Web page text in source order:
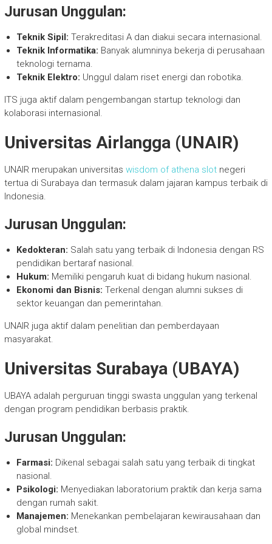
Jurusan Unggulan:
Teknik Sipil: Terakreditasi A dan diakui secara internasional.
Teknik Informatika: Banyak alumninya bekerja di perusahaan
teknologi ternama.
Teknik Elektro: Unggul dalam riset energi dan robotika.
ITS juga aktif dalam pengembangan startup teknologi dan
kolaborasi internasional.
Universitas Airlangga (UNAIR)
UNAIR merupakan universitas wisdom of athena slotnegeri
tertua di Surabaya dan termasuk dalam jajaran kampus terbaik di
Indonesia.
Jurusan Unggulan:
Kedokteran: Salah satu yang terbaik di Indonesia dengan RS
pendidikan bertaraf nasional.
Hukum: Memiliki pengaruh kuat di bidang hukum nasional.
Ekonomi dan Bisnis: Terkenal dengan alumni sukses di
sektor keuangan dan pemerintahan.
UNAIR juga aktif dalam penelitian dan pemberdayaan
masyarakat.
Universitas Surabaya (UBAYA)
UBAYA adalah perguruan tinggi swasta unggulan yang terkenal
dengan program pendidikan berbasis praktik.
Jurusan Unggulan:
Farmasi: Dikenal sebagai salah satu yang terbaik di tingkat
nasional.
Psikologi: Menyediakan laboratorium praktik dan kerja sama
dengan rumah sakit.
Manajemen: Menekankan pembelajaran kewirausahaan dan
global mindset.